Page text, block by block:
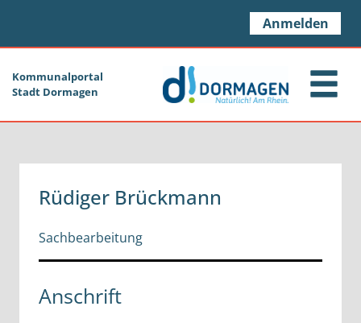
Anmelden
Kommunalportal
Stadt Dormagen
Rüdiger Brückmann
Sachbearbeitung
Anschrift